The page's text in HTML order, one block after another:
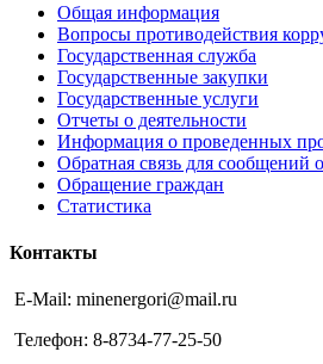
Общая информация
Вопросы противодействия
Государственная служба
Государственные закупки
Государственные услуги
Отчеты о деятельности
Информация о проведенных
Обратная связь для сообщений
Обращение граждан
Статистика
Контакты
E-Mail: minenergori@mail.ru
Телефон: 8-8734-77-25-50